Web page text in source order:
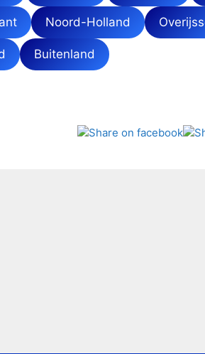
Noord-Holland
Buitenland